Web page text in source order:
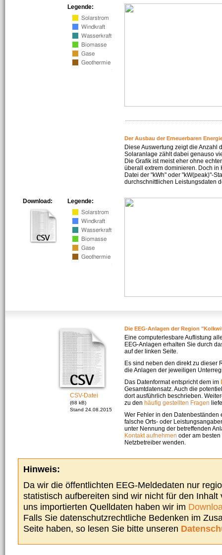
Legende:
Der Ausbau der Erneuerbaren
Diese Auswertung zeigt die Anzahl
Solaranlage zählt dabei genauso
Die Grafik ist meist eher ohne
überall extrem dominieren. Doch in
Datei der "kWh" oder "kW(peak)"-
durchschnittlichen Leistungsdaten
Legende:
Download:
CSV-Datei
(68 kB)
Stand 24.08.2015
Die EEG-Anlagen der Region
Eine computerlesbare Auflistung
EEG-Anlagen erhalten Sie durch
auf der linken Seite.
Es sind neben den direkt zu dieser
die Anlagen der jeweiligen
Das Datenformat entspricht dem im
Gesamtdatensatz. Auch die
dort ausführlich beschrieben.
zu den häufig gestellten Fragen
Wer Fehler in den Datenbeständen
falsche Orts- oder
unter Nennung der betreffenden
Kontakt aufnehmen oder am
Netzbetreiber wenden.
Hinweis:
Da wir die öffentlichten EEG-Meldedaten nur
statistisch aufbereiten sind wir nicht für den Inhalt
uns importierten Quelldaten haben wir im
Falls Sie datenschutzrechtliche Bedenken im
Seite haben, so lesen Sie bitte unseren